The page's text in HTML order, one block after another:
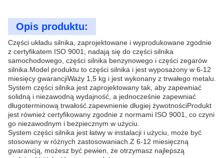
Opis produktu:
Części układu silnika, zaprojektowane i wyprodukowane zgodnie
z certyfikatem ISO 9001, nadają się do części silnika
samochodowego, części silnika benzynowego i części zegarów
silnika.Model produktu to części silnika i jest wyposażony w 6-12
miesięcy gwarancjiWaży 1,5 kg i jest wykonany z trwałego metalu.
System części silnika jest zaprojektowany tak, aby zapewniać
solidną i niezawodną wydajność, a jednocześnie zapewniać
długoterminową trwałość.zapewnienie długiej żywotnościProdukt
jest również certyfikowany zgodnie z normami ISO 9001, co czyni
go niezawodnym i bezpiecznym w użyciu.
System części silnika jest łatwy w instalacji i użyciu, może być
stosowany w różnych zastosowaniach.Z 6-12 miesięczną
gwarancją, możesz być pewien, że otrzymasz najlepszą